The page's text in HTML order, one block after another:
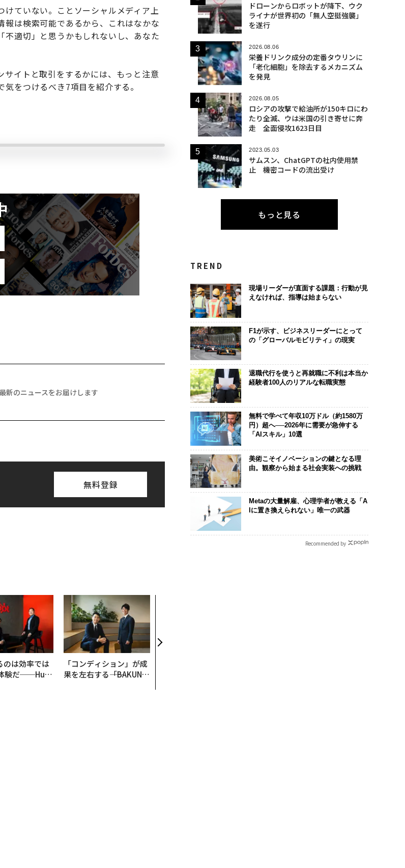
ていない。ことソーシャルメディア上
は検索可能であるから、これはなかな
適切」と思うかもしれないし、あなた
イトと取引をするかには、もっと注意
をつけるべき7項目を紹介する。
新のニュースをお届けします
無料登録
のは効率では
験だ──Hub
「コンディション」が成
果を左右する――「BAKUN
タマディックが健康経営
ドローンからロボットが降下、ウク
ライナが世界初の「無人空挺強襲」
を遂行
2026.08.06
栄養ドリンク成分の定番タウリンに
「老化細胞」を除去するメカニズム
を発見
2026.08.05
ロシアの攻撃で給油所が150キロにわ
たり全滅、ウは米国の引き寄せに奔
走 全面侵攻1623日目
2023.05.03
サムスン、ChatGPTの社内使用禁
止 機密コードの流出受け
もっと見る
TREND
現場リーダーが直面する課題：行動が見
えなければ、指導は始まらない
F1が示す、ビジネスリーダーにとって
の「グローバルモビリティ」の現実
退職代行を使うと再就職に不利は本当か
経験者100人のリアルな転職実態
無料で学べて年収10万ドル（約1580万
円）超へ──2026年に需要が急伸する
「AIスキル」10選
美術こそイノベーションの鍵となる理
由。観察から始まる社会実装への挑戦
Metaの大量解雇、心理学者が教える「A
Iに置き換えられない」唯一の武器
Recommended by